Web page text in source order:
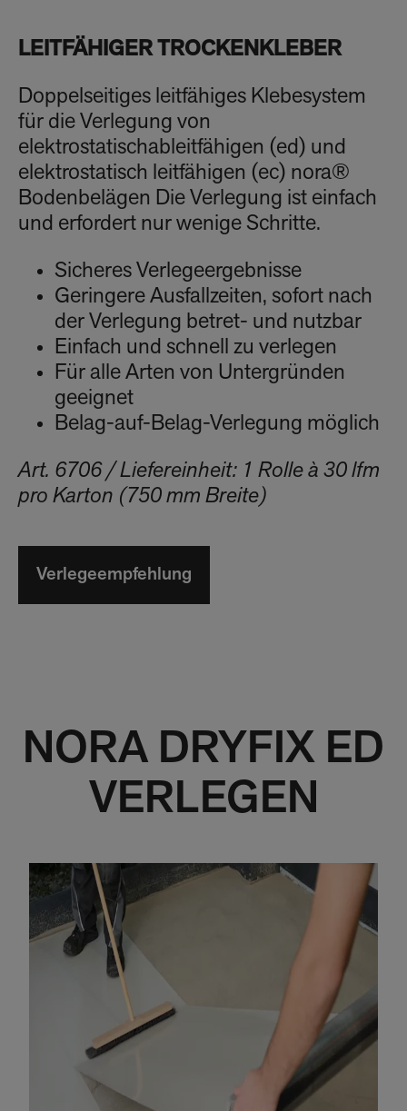
LEITFÄHIGER TROCKENKLEBER
Doppelseitiges leitfähiges Klebesystem
für die Verlegung von
elektrostatischableitfähigen (ed) und
elektrostatisch leitfähigen (ec) nora®
Bodenbelägen Die Verlegung ist einfach
und erfordert nur wenige Schritte.
Sicheres Verlegeergebnisse
Geringere Ausfallzeiten, sofort nach
der Verlegung betret- und nutzbar
Einfach und schnell zu verlegen
Für alle Arten von Untergründen
geeignet
Belag-auf-Belag-Verlegung möglich
Art. 6706 / Liefereinheit: 1 Rolle à 30 lfm
pro Karton (750 mm Breite)
Verlegeempfehlung
NORA DRYFIX ED
VERLEGEN